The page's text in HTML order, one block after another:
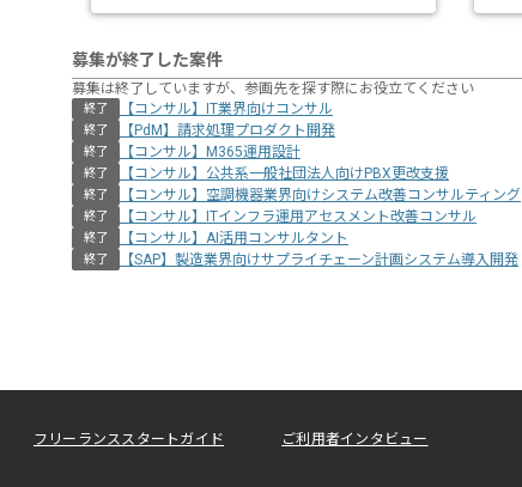
募集が終了した案件
募集は終了していますが、参画先を探す際にお役立てください
終了 【コンサル】IT業界向けコンサル
終了 【PdM】請求処理プロダクト開発
終了 【コンサル】M365運用設計
終了 【コンサル】公共系一般社団法人向けPBX更改支援
終了 【コンサル】空調機器業界向けシステム改善コンサルティング
終了 【コンサル】ITインフラ運用アセスメント改善コンサル
終了 【コンサル】AI活用コンサルタント
終了 【SAP】製造業界向けサプライチェーン計画システム導入開発
フリーランススタートガイド ご利用者インタビュー